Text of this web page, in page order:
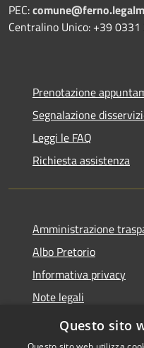
PEC:
Centralino Unico: +39
Prenotazione
Segnalazione
Leggi le FAQ
Richiesta assistenza
Amministrazione
Albo Pretorio
Informativa privacy
Note legali
Dichiarazione di
Questo sito